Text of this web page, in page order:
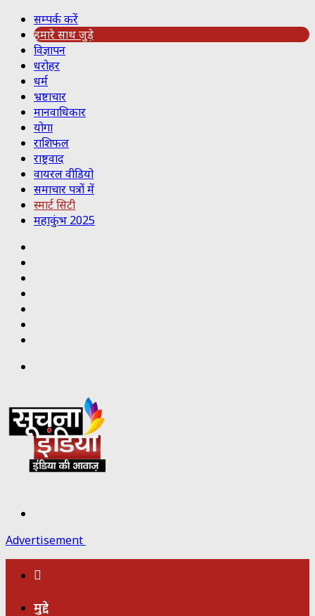
सम्पर्क करें
हमारे साथ जुड़े
विज्ञापन
धरोहर
धर्म
भ्रष्टाचार
मानवाधिकार
योगा
राशिफल
राष्ट्रवाद
वायरल वीडियो
समाचार पत्रों में
स्मार्ट सिटी
महाकुंभ 2025
Advertisement
मुद्दे